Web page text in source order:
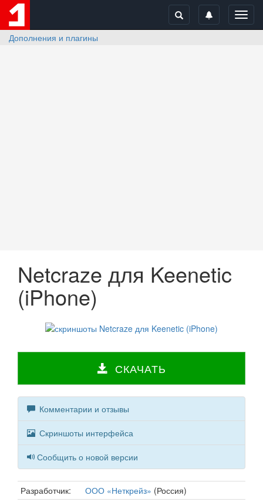
Дополнения и плагины
Netcraze для Keenetic
(iPhone)
СКАЧАТЬ
Комментарии и отзывы
Скриншоты интерфейса
Сообщить о новой версии
Разработчик: ООО «Неткрейз» (Россия)